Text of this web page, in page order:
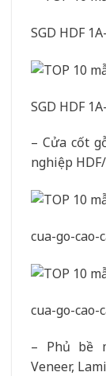
SGD HDF
SGD HDF
– Cửa cốt
nghiệp
cua-go-cao-
cua-go-cao-
– Phủ bề
Veneer,